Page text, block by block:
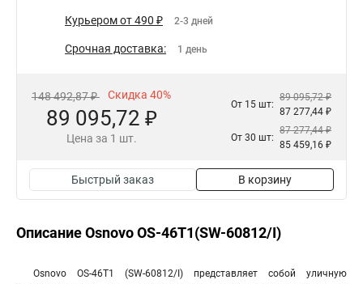
Курьером от 490 ₽ 2-3 дней
Срочная доставка: 1 день
148 492,87 ₽ Скидка 40%
89 095,72 ₽
Цена за 1 шт.
От 15 шт:
89 095,72 ₽
87 277,44 ₽
От 30 шт:
87 277,44 ₽
85 459,16 ₽
Быстрый заказ В корзину
Описание Osnovo OS-46T1(SW-60812/I)
Osnovo OS-46T1 (SW-60812/I) представляет собой уличную